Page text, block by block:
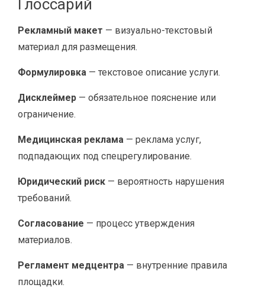
Глоссарий
Рекламный макет — визуально-текстовый
материал для размещения.
Формулировка — текстовое описание услуги.
Дисклеймер — обязательное пояснение или
ограничение.
Медицинская реклама — реклама услуг,
подпадающих под спецрегулирование.
Юридический риск — вероятность нарушения
требований.
Согласование — процесс утверждения
материалов.
Регламент медцентра — внутренние правила
площадки.